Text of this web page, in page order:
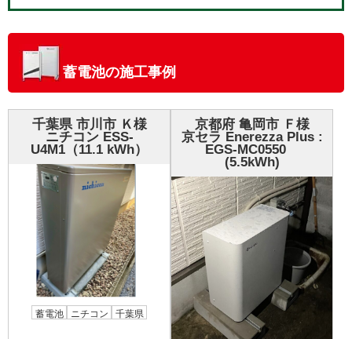
蓄電池の施工事例
千葉県 市川市 Ｋ様
ニチコン ESS-
U4M1（11.1 kWh）
蓄電池 ニチコン 千葉県
京都府 亀岡市 Ｆ様
京セラ Enerezza Plus :
EGS-MC0550
(5.5kWh)